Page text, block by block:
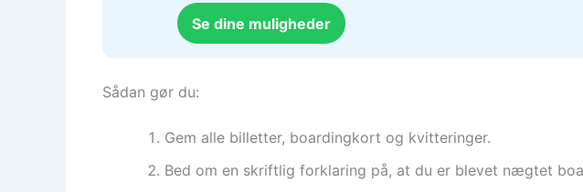
Se dine muligheder
Sådan gør du:
Gem alle billetter, boardingkort og kvitteringer.
Bed om en skriftlig forklaring på, at du er blevet nægtet